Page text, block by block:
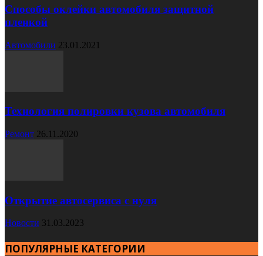
Способы оклейки автомобиля защитной
пленкой
Автомобили 23.01.2021
Технология полировки кузова автомобиля
Ремонт 26.11.2020
Открытие автосервиса с нуля
Новости 31.03.2023
ПОПУЛЯРНЫЕ КАТЕГОРИИ